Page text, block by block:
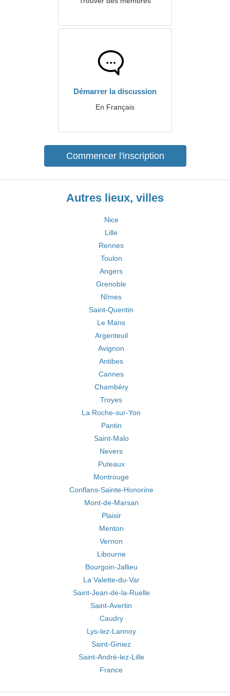
Démarrer la discussion
En Français
Commencer l'inscription
Autres lieux, villes
Nice
Lille
Rennes
Toulon
Angers
Grenoble
Nîmes
Saint-Quentin
Le Mans
Argenteuil
Avignon
Antibes
Cannes
Chambéry
Troyes
La Roche-sur-Yon
Pantin
Saint-Malo
Nevers
Puteaux
Montrouge
Conflans-Sainte-Honorine
Mont-de-Marsan
Plaisir
Menton
Vernon
Libourne
Bourgoin-Jallieu
La Valette-du-Var
Saint-Jean-de-la-Ruelle
Saint-Avertin
Caudry
Lys-lez-Lannoy
Saint-Giniez
Saint-André-lez-Lille
France